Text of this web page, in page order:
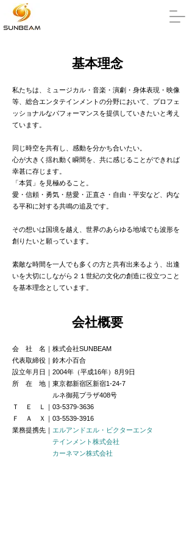
基本理念
私たちは、ミュージカル・音楽・演劇・身体表現・映像
等、総合エンタテインメントの分野において、 プロフェ
ッショナルなパフォーマンスを提供していきたいと考え
ています。
同じ時空を共有し、感動を分かち合いたい。
心が大きく揺れ動く瞬間を、 共に感じることができれば
幸甚に存じます。
「本質」を見極めること。
愛・信頼・勇気・慈愛・正直さ・自由・平安など、内な
る平和に対する共鳴の追及です。
その想いは国境を越え、世界のあらゆる地域でも波形を
創りたいと願っています。
素敵な時間を一人でも多くの方と共有出来るよう、出逢
いを大切にしながら２１世紀の文化の創造に役立つこと
を基本理念としています。
会社概要
会 社 名｜株式会社SUNBEAM
代表取締役｜鈴木小百合
設立年月日｜2004年（平成16年）8月9日
所 在 地｜東京都新宿区新宿1-24-7
ルネ御苑プラザ408号
Ｔ Ｅ Ｌ｜03-5379-3636
Ｆ Ａ Ｘ｜03-5539-3916
業務提携先｜ エルアンドエル・ビクターエンタ
テインメント株式会社
カーネマン株式会社